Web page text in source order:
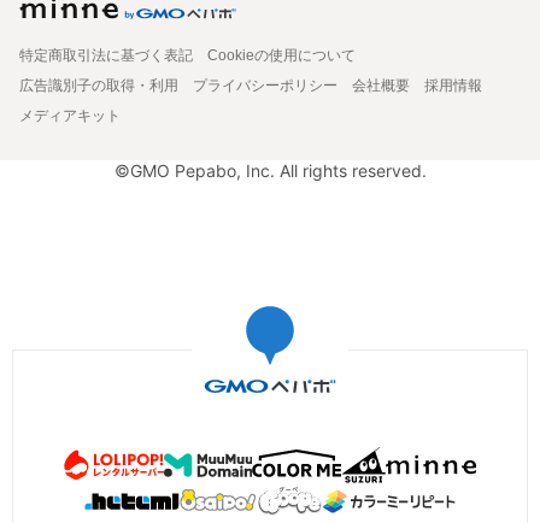
特定商取引法に基づく表記
Cookieの使用について
広告識別子の取得・利用
プライバシーポリシー 会社概要
採用情報
メディアキット
©GMO Pepabo, Inc. All rights reserved.